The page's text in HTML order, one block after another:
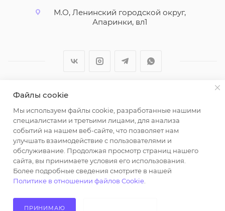
М.О, Ленинский городской округ,
Апаринки, вл1
2026 © ООО "Вайт Текстиль групп"
Любая информация на сайте носит справочный
характер и не является публичной офертой
определяемой положениями пункта 2 статьи 437
Гражданского кодекса Российской Федерации.
Использование любых материалов, опубликованных
на https://opt-milena.ru, допустимо только при
наличии письменного разрешения редакции и
активной ссылки на https://opt-milena.ru
Файлы cookie
Мы используем файлы cookie, разработанные нашими
специалистами и третьими лицами, для анализа
событий на нашем веб-сайте, что позволяет нам
улучшать взаимодействие с пользователями и
обслуживание. Продолжая просмотр страниц нашего
сайта, вы принимаете условия его использования.
Более подробные сведения смотрите в нашей
Политике в отношении файлов Cookie
ПРИНИМАЮ